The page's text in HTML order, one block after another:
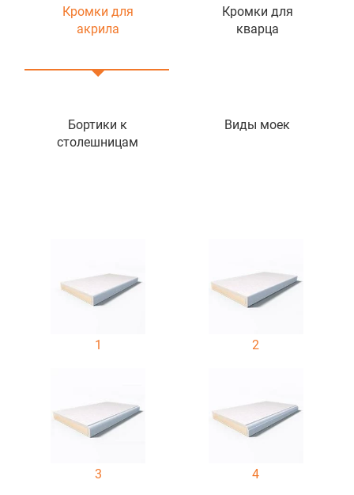
Кромки для
акрила
Кромки для
кварца
Бортики к
столешницам
Виды моек
1 2
3 4